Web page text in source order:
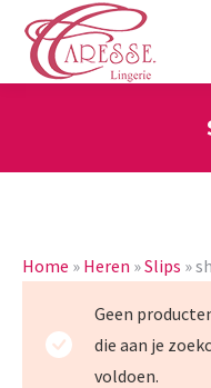
Home » Heren »Slips »
Geen
die aan je
voldoen.